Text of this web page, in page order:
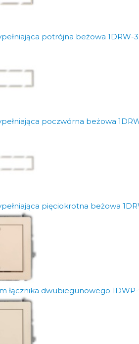
potrójna beżowa 1DRW-
poczwórna beżowa
pięciokrotna beżowa
łącznika dwubiegunowego